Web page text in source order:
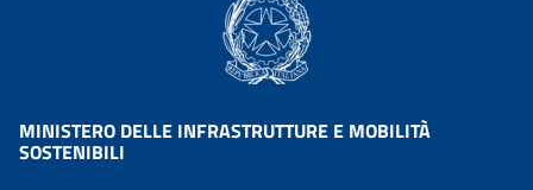
MINISTERO DELLE INFRASTRUTTURE E MOBILITÀ
SOSTENIBILI